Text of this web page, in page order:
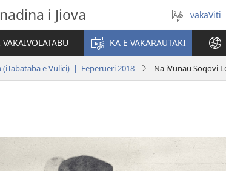
i Jiova
Digia
na
Vosa
vakaViti
KA E VAKARAUTAKI
(iTabataba e Vulici) | Feperueri 2018 Na iVunau Soqovi